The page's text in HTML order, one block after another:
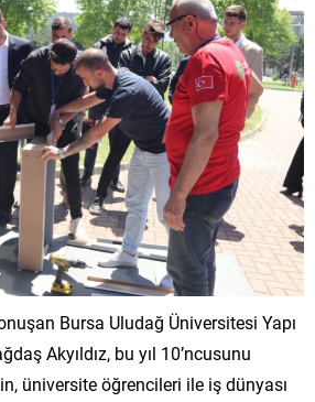
Bursa Uludağ Üniversitesi Yapı
Akyıldız, bu yıl 10’ncusunu
üniversite öğrencileri ile iş dünyası